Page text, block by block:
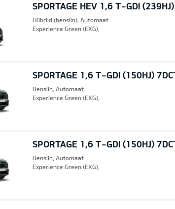
SPORTAGE HEV 1,6 T-GDI
Hübriid (bensiin), Automaat
Experience Green (EXG),
SPORTAGE 1,6 T-GDI (150HJ)
Bensiin, Automaat
Experience Green (EXG),
SPORTAGE 1,6 T-GDI (150HJ)
Bensiin, Automaat
Experience Green (EXG),